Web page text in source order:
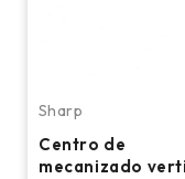
Sharp
Centro de
mecanizado